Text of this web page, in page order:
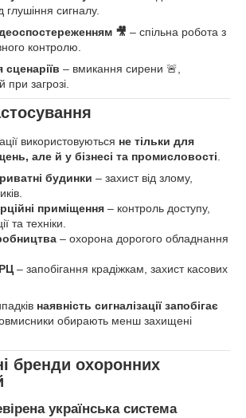
глушіння сигналу.
🎥 – спільна робота з
контролю.
сценаріїв – вмикання сирени 🚨,
загрозі.
використовуються не тільки для
але й у бізнесі та промисловості
будинки – захист від злому,
приміщення – контроль доступу,
та техніки.
– охорона дорогого обладнання
– запобігання крадіжкам, захист касових
наявність сигналізації запобігає
обирають менш захищені
бренди охоронних
українська система